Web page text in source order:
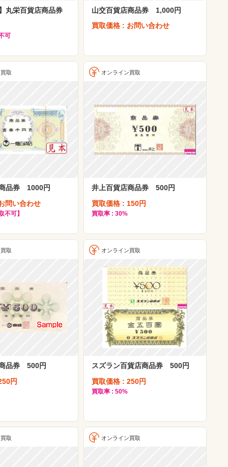
丸栄百貨店商品券
可
山交百貨店商品券 1,000円
買取価格 : お問い合わせ
取
品券 1000円
問い合わせ
不可】
オンライン買取
井上百貨店商品券 500円
買取価格 : 150円
買取率 : 30%
取
品券 500円
円
オンライン買取
スズラン百貨店商品券 500円
買取価格 : 250円
買取率 : 50%
取 オンライン買取